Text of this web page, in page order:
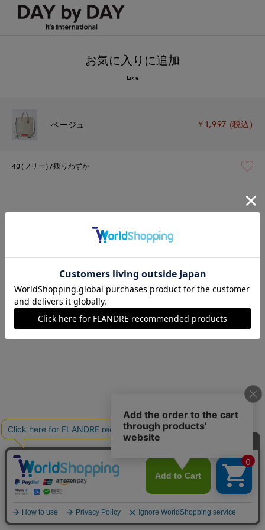
お気に入りに追加
Like
ベージュ ￥1,997 (税込)
40(フリー) 残りわずか